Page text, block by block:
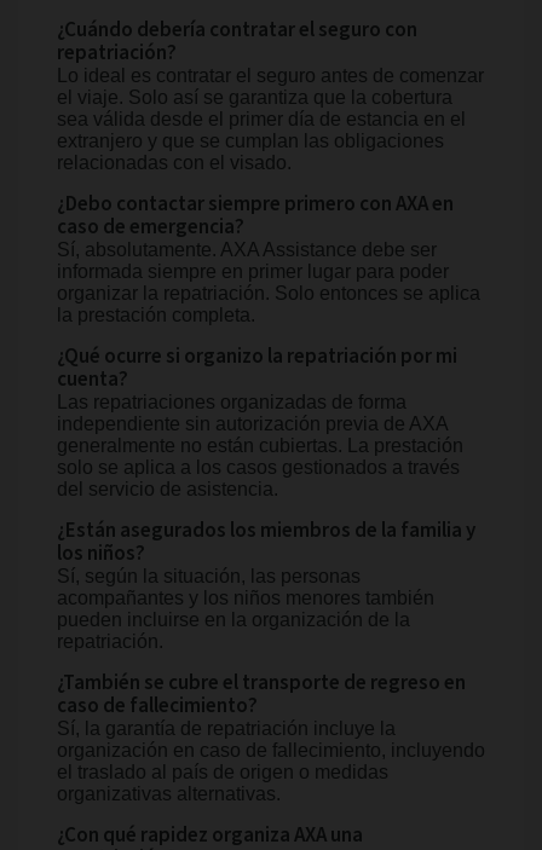
¿Cuándo debería contratar el seguro con
repatriación?
Lo ideal es contratar el seguro antes de comenzar
el viaje. Solo así se garantiza que la cobertura
sea válida desde el primer día de estancia en el
extranjero y que se cumplan las obligaciones
relacionadas con el visado.
¿Debo contactar siempre primero con AXA en
caso de emergencia?
Sí, absolutamente. AXA Assistance debe ser
informada siempre en primer lugar para poder
organizar la repatriación. Solo entonces se aplica
la prestación completa.
¿Qué ocurre si organizo la repatriación por mi
cuenta?
Las repatriaciones organizadas de forma
independiente sin autorización previa de AXA
generalmente no están cubiertas. La prestación
solo se aplica a los casos gestionados a través
del servicio de asistencia.
¿Están asegurados los miembros de la familia y
los niños?
Sí, según la situación, las personas
acompañantes y los niños menores también
pueden incluirse en la organización de la
repatriación.
¿También se cubre el transporte de regreso en
caso de fallecimiento?
Sí, la garantía de repatriación incluye la
organización en caso de fallecimiento, incluyendo
el traslado al país de origen o medidas
organizativas alternativas.
¿Con qué rapidez organiza AXA una